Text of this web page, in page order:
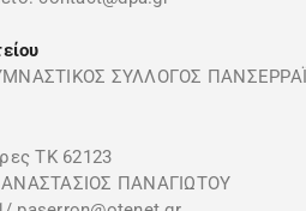
ΣΥΛΛΟΓΟΣ
ΤΚ 62123
ΠΑΝΑΓΙΩΤΟΥ